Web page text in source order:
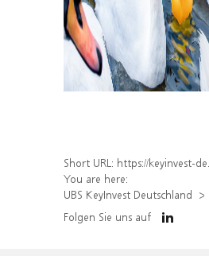
Short URL: https://keyinvest-de.ubs.com/produkt/
You are here:
UBS KeyInvest Deutschland
Folgen Sie uns auf